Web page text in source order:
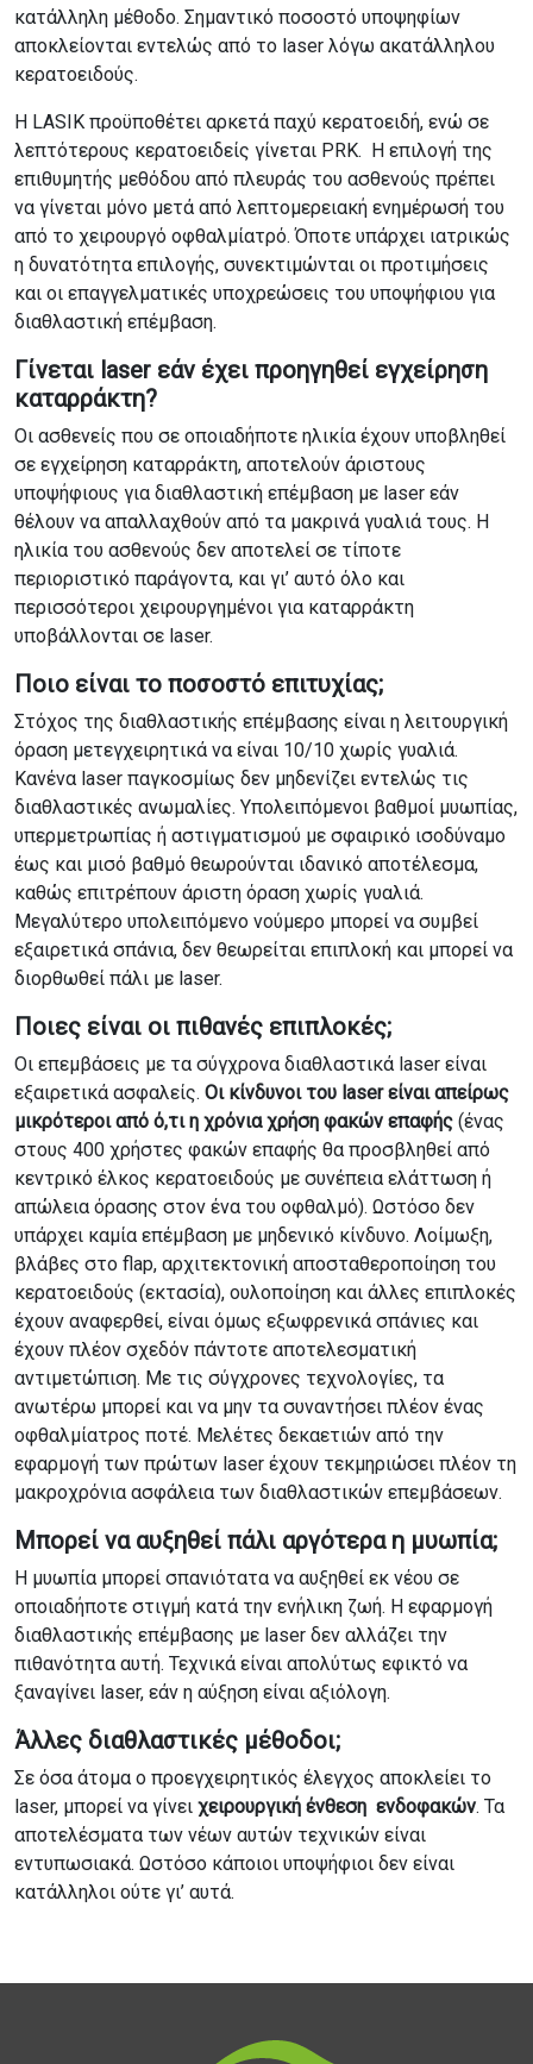
κατάλληλη μέθοδο. Σημαντικό ποσοστό υποψηφίων
αποκλείονται εντελώς από το laser λόγω ακατάλληλου
κερατοειδούς.
Η LASIK προϋποθέτει αρκετά παχύ κερατοειδή, ενώ σε
λεπτότερους κερατοειδείς γίνεται PRK. Η επιλογή της
επιθυμητής μεθόδου από πλευράς του ασθενούς πρέπει
να γίνεται μόνο μετά από λεπτομερειακή ενημέρωσή του
από το χειρουργό οφθαλμίατρό. Όποτε υπάρχει ιατρικώς
η δυνατότητα επιλογής, συνεκτιμώνται οι προτιμήσεις
και οι επαγγελματικές υποχρεώσεις του υποψήφιου για
διαθλαστική επέμβαση.
Γίνεται laser εάν έχει προηγηθεί εγχείρηση
καταρράκτη?
Οι ασθενείς που σε οποιαδήποτε ηλικία έχουν υποβληθεί
σε εγχείρηση καταρράκτη, αποτελούν άριστους
υποψήφιους για διαθλαστική επέμβαση με laser εάν
θέλουν να απαλλαχθούν από τα μακρινά γυαλιά τους. Η
ηλικία του ασθενούς δεν αποτελεί σε τίποτε
περιοριστικό παράγοντα, και γι’ αυτό όλο και
περισσότεροι χειρουργημένοι για καταρράκτη
υποβάλλονται σε laser.
Ποιο είναι το ποσοστό επιτυχίας;
Στόχος της διαθλαστικής επέμβασης είναι η λειτουργική
όραση μετεγχειρητικά να είναι 10/10 χωρίς γυαλιά.
Κανένα laser παγκοσμίως δεν μηδενίζει εντελώς τις
διαθλαστικές ανωμαλίες. Υπολειπόμενοι βαθμοί μυωπίας,
υπερμετρωπίας ή αστιγματισμού με σφαιρικό ισοδύναμο
έως και μισό βαθμό θεωρούνται ιδανικό αποτέλεσμα,
καθώς επιτρέπουν άριστη όραση χωρίς γυαλιά.
Μεγαλύτερο υπολειπόμενο νούμερο μπορεί να συμβεί
εξαιρετικά σπάνια, δεν θεωρείται επιπλοκή και μπορεί να
διορθωθεί πάλι με laser.
Ποιες είναι οι πιθανές επιπλοκές;
Οι επεμβάσεις με τα σύγχρονα διαθλαστικά laser είναι
εξαιρετικά ασφαλείς. Οι κίνδυνοι του laser είναι απείρως
μικρότεροι από ό,τι η χρόνια χρήση φακών επαφής (ένας
στους 400 χρήστες φακών επαφής θα προσβληθεί από
κεντρικό έλκος κερατοειδούς με συνέπεια ελάττωση ή
απώλεια όρασης στον ένα του οφθαλμό). Ωστόσο δεν
υπάρχει καμία επέμβαση με μηδενικό κίνδυνο. Λοίμωξη,
βλάβες στο flap, αρχιτεκτονική αποσταθεροποίηση του
κερατοειδούς (εκτασία), ουλοποίηση και άλλες επιπλοκές
έχουν αναφερθεί, είναι όμως εξωφρενικά σπάνιες και
έχουν πλέον σχεδόν πάντοτε αποτελεσματική
αντιμετώπιση. Με τις σύγχρονες τεχνολογίες, τα
ανωτέρω μπορεί και να μην τα συναντήσει πλέον ένας
οφθαλμίατρος ποτέ. Μελέτες δεκαετιών από την
εφαρμογή των πρώτων laser έχουν τεκμηριώσει πλέον τη
μακροχρόνια ασφάλεια των διαθλαστικών επεμβάσεων.
Μπορεί να αυξηθεί πάλι αργότερα η μυωπία;
Η μυωπία μπορεί σπανιότατα να αυξηθεί εκ νέου σε
οποιαδήποτε στιγμή κατά την ενήλικη ζωή. Η εφαρμογή
διαθλαστικής επέμβασης με laser δεν αλλάζει την
πιθανότητα αυτή. Τεχνικά είναι απολύτως εφικτό να
ξαναγίνει laser, εάν η αύξηση είναι αξιόλογη.
Άλλες διαθλαστικές μέθοδοι;
Σε όσα άτομα ο προεγχειρητικός έλεγχος αποκλείει το
laser, μπορεί να γίνει χειρουργική ένθεση ενδοφακών. Τα
αποτελέσματα των νέων αυτών τεχνικών είναι
εντυπωσιακά. Ωστόσο κάποιοι υποψήφιοι δεν είναι
κατάλληλοι ούτε γι’ αυτά.